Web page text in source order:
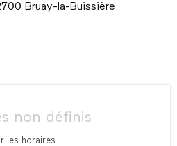
Bruay-la-Buissière
non définis
les horaires